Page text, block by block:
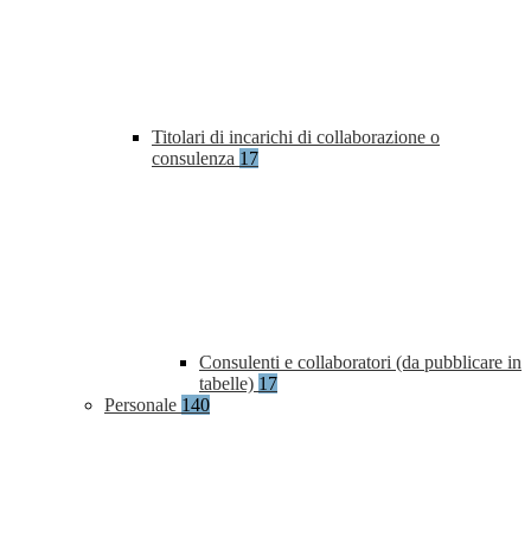
Titolari di incarichi di collaborazione o
consulenza 17
Consulenti e collaboratori (da pubblicare in
tabelle) 17
Personale 140